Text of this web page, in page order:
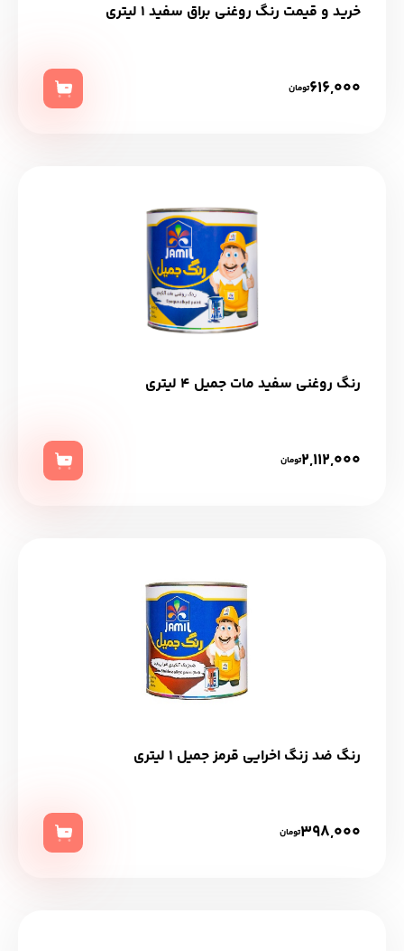
خرید و قیمت رنگ روغنی براق سفید 1 ليتری
616,000تومان
رنگ روغنی سفيد مات جميل 4 ليتري
2,112,000تومان
رنگ ضد زنگ اخرایی قرمز جميل 1 ليتري
398,000تومان